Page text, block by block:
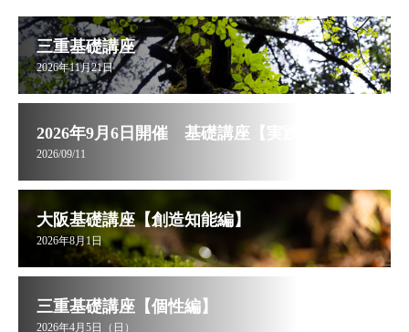
三重基礎講座
2026年11月21日
2026/09/11
大阪基礎講座【創造知能編】
2026年8月1日
三重基礎講座【個性編】
2026年4月5日（日）